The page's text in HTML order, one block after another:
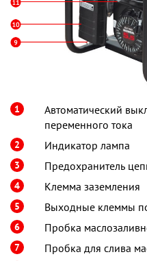
1
Автоматический
переменного тока
2 Индикатор лампа
3 Предохранитель
4 Клемма заземления
5 Выходные клеммы
6 Пробка
7 Пробка для слива